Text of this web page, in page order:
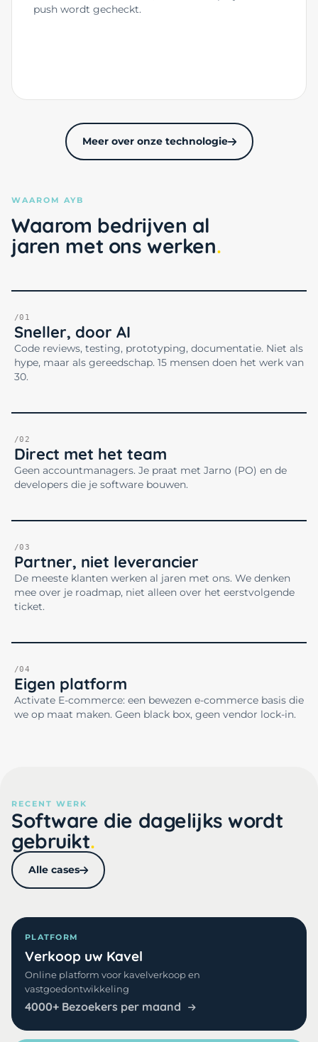
push wordt gecheckt.
Meer over onze technologie
WAAROM AYB
Waarom bedrijven al
jaren met ons werken
/01
Sneller, door AI
Code reviews, testing, prototyping, documentatie. Niet als
hype, maar als gereedschap. 15 mensen doen het werk van
30.
/02
Direct met het team
Geen accountmanagers. Je praat met Jarno (PO) en de
developers die je software bouwen.
/03
Partner, niet leverancier
De meeste klanten werken al jaren met ons. We denken
mee over je roadmap, niet alleen over het eerstvolgende
ticket.
/04
Eigen platform
Activate E-commerce: een bewezen e-commerce basis die
we op maat maken. Geen black box, geen vendor lock-in.
RECENT WERK
Software die dagelijks wordt
gebruikt
Alle cases
PLATFORM
Verkoop uw Kavel
Online platform voor kavelverkoop en
vastgoedontwikkeling
4000+ Bezoekers per maand